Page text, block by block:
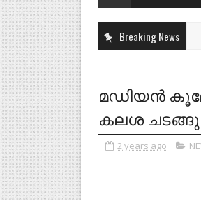
Breaking News
മഡിയൻ
കലശ
2 years ago